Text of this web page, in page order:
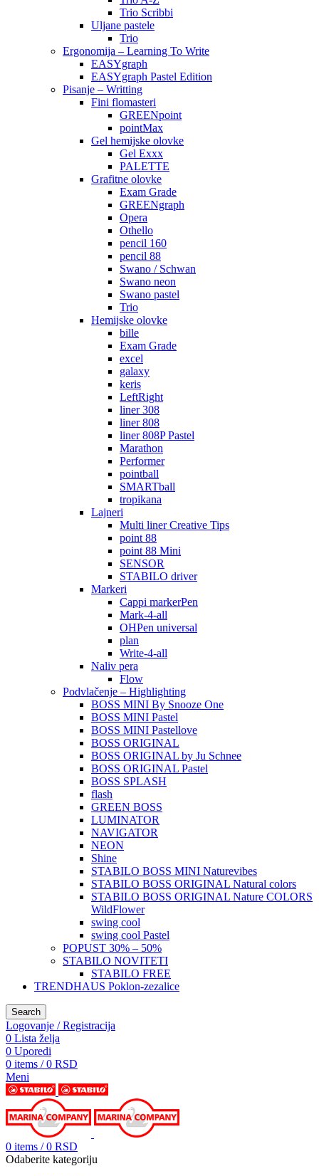
Trio Scribbi
Uljane pastele
Trio
Ergonomija – Learning To Write
EASYgraph
EASYgraph Pastel Edition
Pisanje – Writting
Fini flomasteri
GREENpoint
pointMax
Gel hemijske olovke
Gel Exxx
PALETTE
Grafitne olovke
Exam Grade
GREENgraph
Opera
Othello
pencil 160
pencil 88
Swano / Schwan
Swano neon
Swano pastel
Trio
Hemijske olovke
bille
Exam Grade
excel
galaxy
keris
LeftRight
liner 308
liner 808
liner 808P Pastel
Marathon
Performer
pointball
SMARTball
tropikana
Lajneri
Multi liner Creative Tips
point 88
point 88 Mini
SENSOR
STABILO driver
Markeri
Cappi markerPen
Mark-4-all
OHPen universal
plan
Write-4-all
Naliv pera
Flow
Podvlačenje – Highlighting
BOSS MINI By Snooze One
BOSS MINI Pastel
BOSS MINI Pastellove
BOSS ORIGINAL
BOSS ORIGINAL by Ju Schnee
BOSS ORIGINAL Pastel
BOSS SPLASH
flash
GREEN BOSS
LUMINATOR
NAVIGATOR
NEON
Shine
STABILO BOSS MINI Naturevibes
STABILO BOSS ORIGINAL Natural colors
STABILO BOSS ORIGINAL Nature COLORS
WildFlower
swing cool
swing cool Pastel
POPUST 30% – 50%
STABILO NOVITETI
STABILO FREE
TRENDHAUS Poklon-zezalice
Search
Logovanje / Registracija
0 Lista želja
0 Uporedi
0 items / 0 RSD
Meni
0 items / 0 RSD
Odaberite kategoriju